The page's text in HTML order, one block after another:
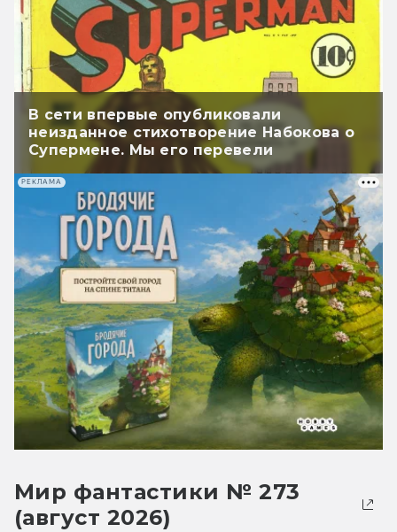
В сети впервые опубликовали
неизданное стихотворение Набокова о
Супермене. Мы его перевели
РЕКЛАМА
Мир фантастики № 273
(август 2026)